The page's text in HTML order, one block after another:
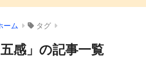
ーム タグ
五感」の記事一覧